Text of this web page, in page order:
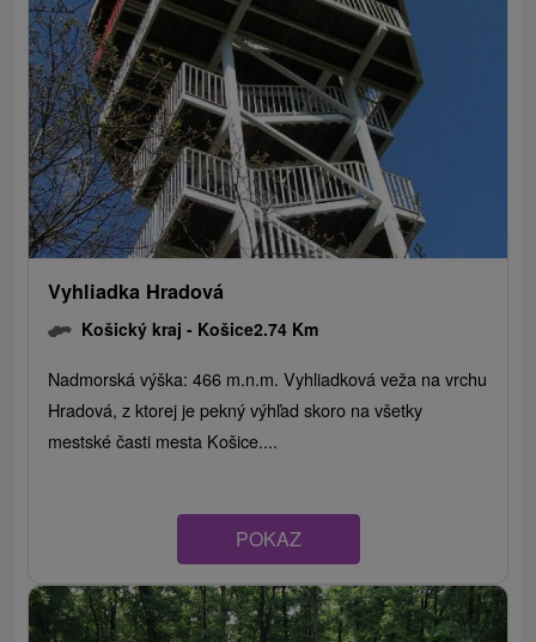
Vyhliadka Hradová
Košický kraj - Košice2.74 Km
Nadmorská výška: 466 m.n.m. Vyhliadková veža na vrchu
Hradová, z ktorej je pekný výhľad skoro na všetky
mestské časti mesta Košice....
POKAZ